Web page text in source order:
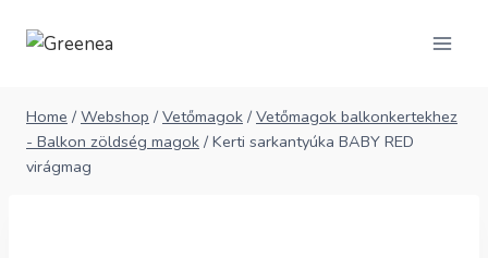
Home / Webshop / Vetőmagok / Vetőmagok balkonkertekhez
- Balkon zöldség magok / Kerti sarkantyúka BABY RED
virágmag